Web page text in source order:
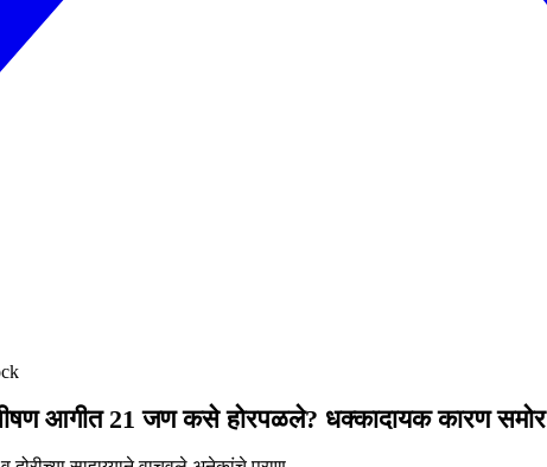
भीषण आगीत 21 जण कसे होरपळले? धक्कादायक कारण समोर